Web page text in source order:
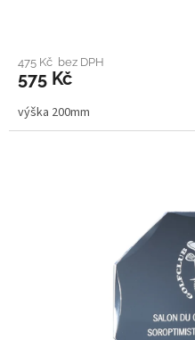
475 Kč bez DPH
575 Kč
výška 200mm